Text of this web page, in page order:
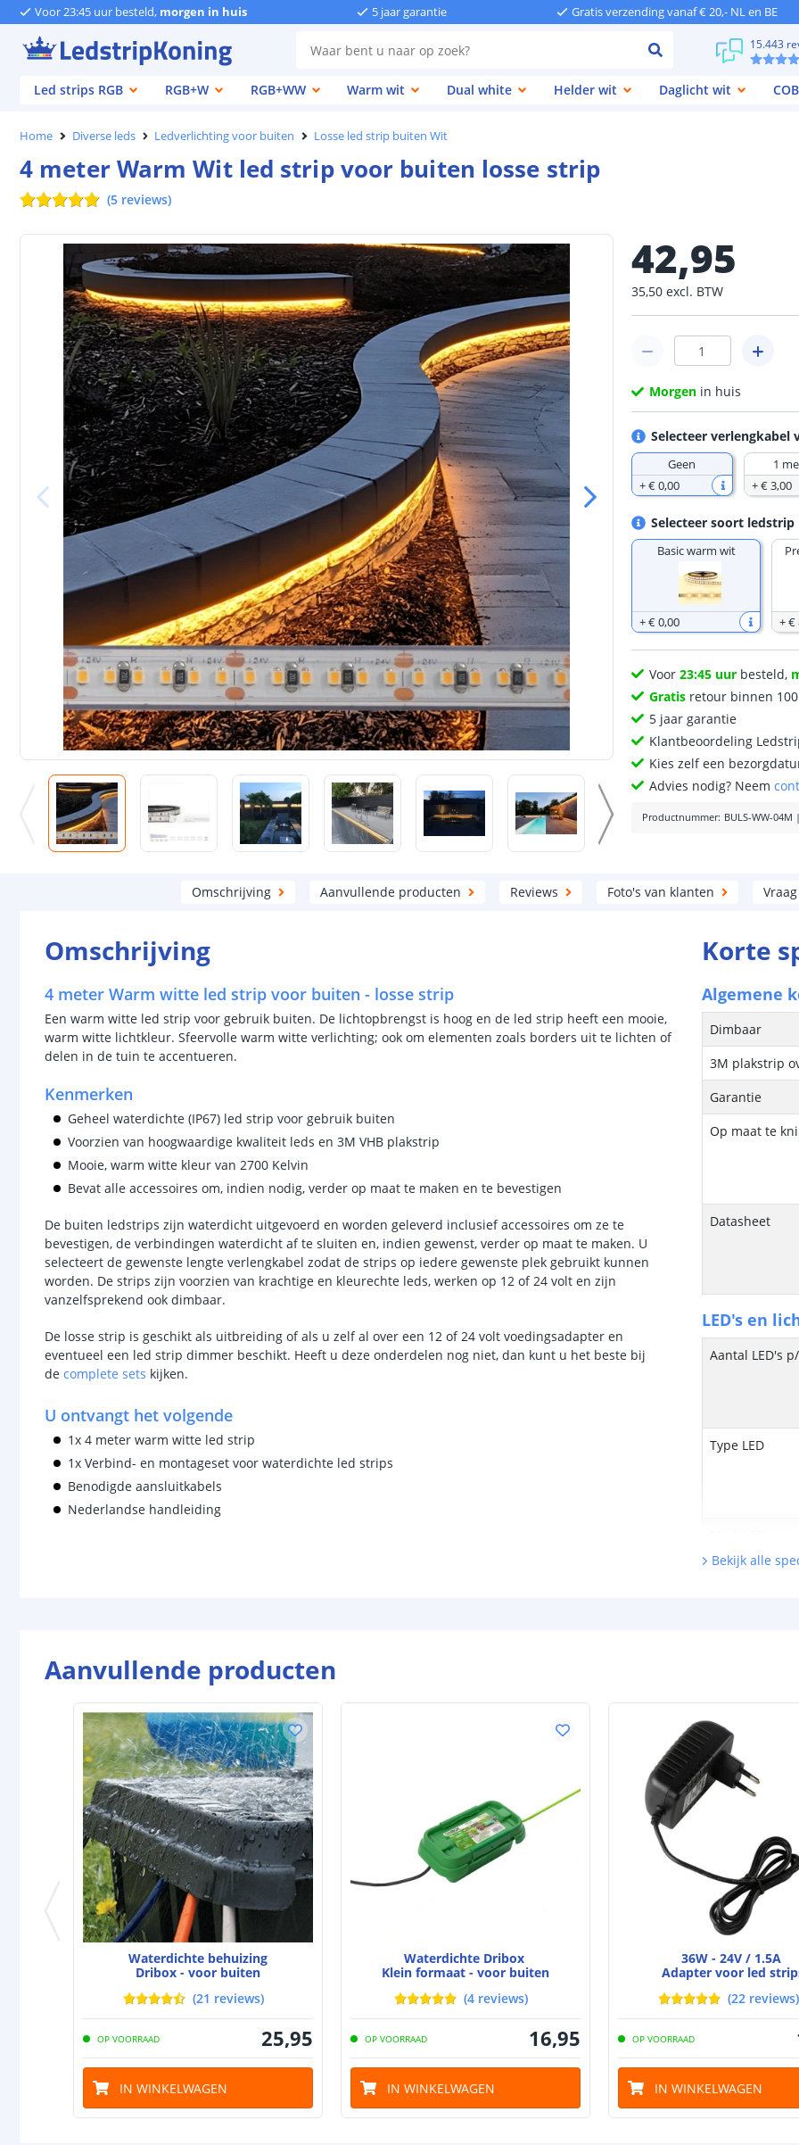
Voor 23:45 uur besteld, morgen in huis 5 jaar garantie Gratis verzending vanaf € 20,- NL en BE
15.443
Led strips RGB
RGB+W RGB+WW Warm wit Dual white Helder wit Daglicht wit COB
Home Diverse leds Ledverlichting voor buiten Losse led strip buiten Wit
4 meter Warm Wit led strip voor buiten losse strip
(5 reviews)
42,95
35,50 excl. BTW
Morgen in huis
Selecteer verlengkabel
Geen
+€ 0,00
1
+€ 3,00
Selecteer soort ledstrip
Basic warm wit
+€ 0,00 +€
Voor23:45 uur besteld,
Gratis retour binnen
5 jaar garantie
Klantbeoordeling
Kies zelf een
Advies nodig? Neem
Productnummer: BULS-WW-04M
Omschrijving Aanvullende producten Reviews Foto's van klanten
Omschrijving
4 meter Warm witte led strip voor buiten - losse strip
Een warm witte led strip voor gebruik buiten. De lichtopbrengst is hoog en de led strip heeft een mooie,
warm witte lichtkleur. Sfeervolle warm witte verlichting; ook om elementen zoals borders uit te lichten of
delen in de tuin te accentueren.
Kenmerken
Geheel waterdichte (IP67) led strip voor gebruik buiten
Voorzien van hoogwaardige kwaliteit leds en 3M VHB plakstrip
Mooie, warm witte kleur van 2700 Kelvin
Bevat alle accessoires om, indien nodig, verder op maat te maken en te bevestigen
De buiten ledstrips zijn waterdicht uitgevoerd en worden geleverd inclusief accessoires om ze te
bevestigen, de verbindingen waterdicht af te sluiten en, indien gewenst, verder op maat te maken. U
selecteert de gewenste lengte verlengkabel zodat de strips op iedere gewenste plek gebruikt kunnen
worden. De strips zijn voorzien van krachtige en kleurechte leds, werken op 12 of 24 volt en zijn
vanzelfsprekend ook dimbaar.
De losse strip is geschikt als uitbreiding of als u zelf al over een 12 of 24 volt voedingsadapter en
eventueel een led strip dimmer beschikt. Heeft u deze onderdelen nog niet, dan kunt u het beste bij
de complete sets kijken.
U ontvangt het volgende
1x 4 meter warm witte led strip
1x Verbind- en montageset voor waterdichte led strips
Benodigde aansluitkabels
Nederlandse handleiding
Korte
Algemene
Dimbaar
3M plakstrip
Garantie
Op maat te
Datasheet
LED's en
Aantal LED's
Type LED
CRI
Aantal
Lichtsterkte
Watt -
Bekijk alle
Aanvullende producten
Waterdichte behuizing
Dribox - voor buiten
(21 reviews)
OP VOORRAAD 25,95
IN WINKELWAGEN
Waterdichte Dribox
Klein formaat - voor buiten
(4 reviews)
OP VOORRAAD 16,95
IN WINKELWAGEN
36W - 24V / 1.5A
Adapter voor led
(22 reviews)
OP VOORRAAD
IN WINKELWAGEN